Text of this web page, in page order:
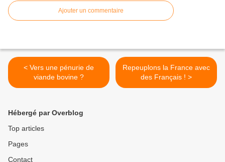
Ajouter un commentaire
< Vers une pénurie de
viande bovine ?
Repeuplons la France avec
des Français ! >
Hébergé par Overblog
Top articles
Pages
Contact